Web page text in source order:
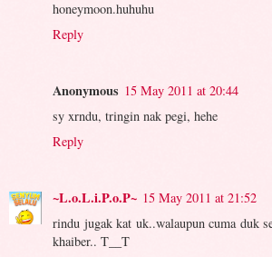
honeymoon.huhuhu
Reply
Anonymous 15 May 2011 at 20:44
sy xrndu, tringin nak pegi, hehe
Reply
~L.o.L.i.P.o.P~ 15 May 2011 at 21:52
rindu jugak kat uk..walaupun cuma duk
khaiber.. T__T